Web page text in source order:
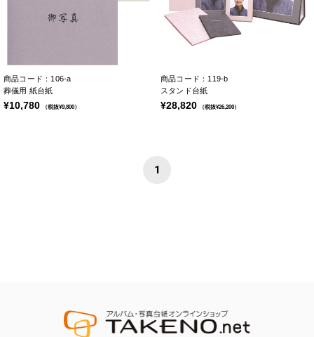
商品コード：106-a
葬儀用 紙台紙
¥10,780 （税抜¥9,800）
商品コード：119-b
スタンド台紙
¥28,820 （税抜¥26,200）
1